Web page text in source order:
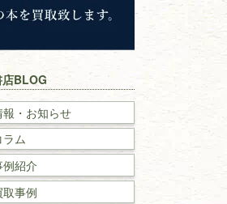
スト教
・戦史
学・
書
BLOG
報・お知らせ
ム
紹介
事例